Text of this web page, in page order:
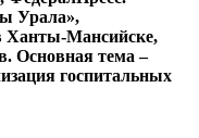
Урала»,
Ханты-Мансийске,
Основная тема –
госпитальных